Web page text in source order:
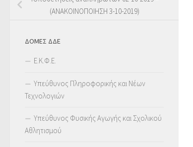
(ΑΝΑΚΟΙΝΟΠΟΙΗΣΗ 3-10-2019)
ΔΟΜΕΣ ΔΔΕ
Ε.Κ.Φ.Ε.
Υπεύθυνος Πληροφορικής και Νέων
Τεχνολογιών
Υπεύθυνος Φυσικής Αγωγής και Σχολικού
Αθλητισμού